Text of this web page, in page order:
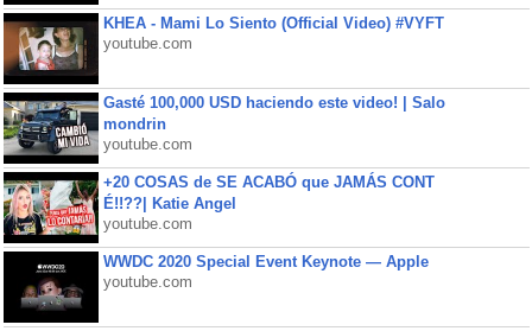
KHEA - Mami Lo Siento (Official Video) #VYFT
youtube.com
Gasté 100,000 USD haciendo este video! | Salo
mondrin
youtube.com
+20 COSAS de SE ACABÓ que JAMÁS CONT
É!!??| Katie Angel
youtube.com
WWDC 2020 Special Event Keynote — Apple
youtube.com